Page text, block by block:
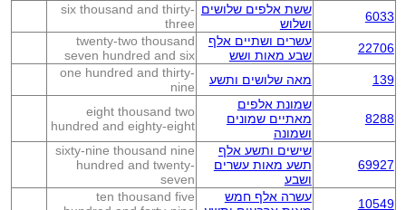
6033
ששת אלפים שלושים
ושלוש
six thousand and thirty-
three
22706
עשרים ושתיים אלף
שבע מאות ושש
twenty-two thousand
seven hundred and six
139
מאה שלושים ותשע
one hundred and thirty-
nine
8288
שמונת אלפים
מאתיים שמונים
ושמונה
eight thousand two
hundred and eighty-eight
69927
שישים ותשע אלף
תשע מאות עשרים
ושבע
sixty-nine thousand nine
hundred and twenty-
seven
10549
עשרה אלף חמש
ten thousand five